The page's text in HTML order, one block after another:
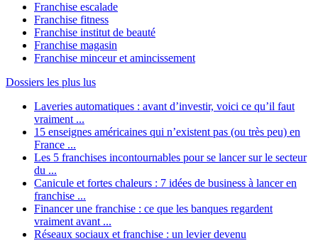
Franchise escalade
Franchise fitness
Franchise institut de beauté
Franchise magasin
Franchise minceur et amincissement
Dossiers les plus lus
Laveries automatiques : avant d’investir, voici ce qu’il faut
vraiment ...
15 enseignes américaines qui n’existent pas (ou très peu) en
France ...
Les 5 franchises incontournables pour se lancer sur le secteur
du ...
Canicule et fortes chaleurs : 7 idées de business à lancer en
franchise ...
Financer une franchise : ce que les banques regardent
vraiment avant ...
Réseaux sociaux et franchise : un levier devenu